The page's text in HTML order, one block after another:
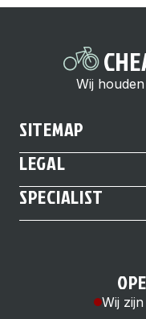
Wij
SITEMAP
LEGAL
SPECIALIST
Wij